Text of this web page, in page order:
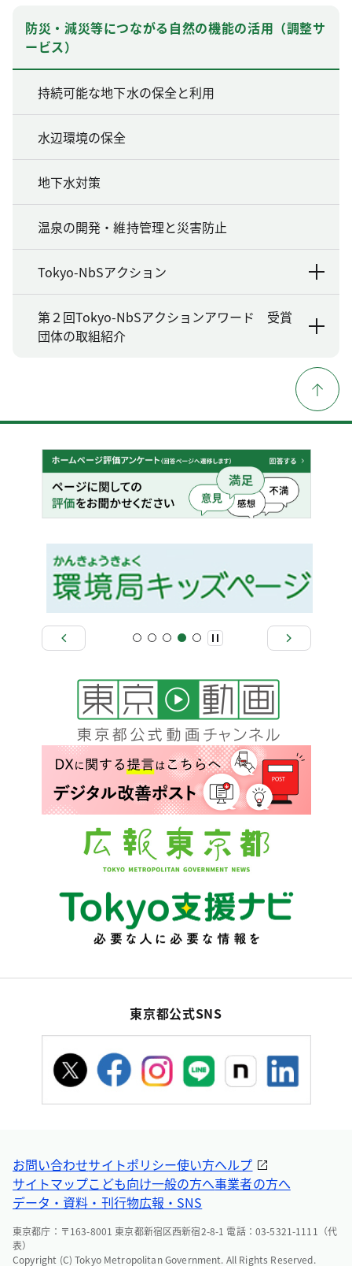
防災・減災等につながる自然の機能の活用（調整サ
ービス）
持続可能な地下水の保全と利用
水辺環境の保全
地下水対策
温泉の開発・維持管理と災害防止
Tokyo-NbSアクション
第２回Tokyo-NbSアクションアワード 受賞
団体の取組紹介
東京都公式SNS
お問い合わせサイトポリシー使い方ヘルプ
サイトマップこども向け一般の方へ事業者の方へ
データ・資料・刊行物広報・SNS
東京都庁：〒163-8001 東京都新宿区西新宿2-8-1 電話：03-5321-1111（代
表）
Copyright (C) Tokyo Metropolitan Government. All Rights Reserved.